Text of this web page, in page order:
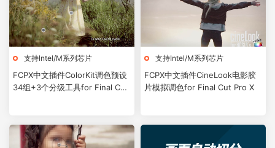
支持Intel/M系列芯片
FCPX中文插件ColorKit调色预设
34组+3个分级工具for Final Cut
支持Intel/M系列芯片
FCPX中文插件CineLook电影胶
片模拟调色for Final Cut Pro X